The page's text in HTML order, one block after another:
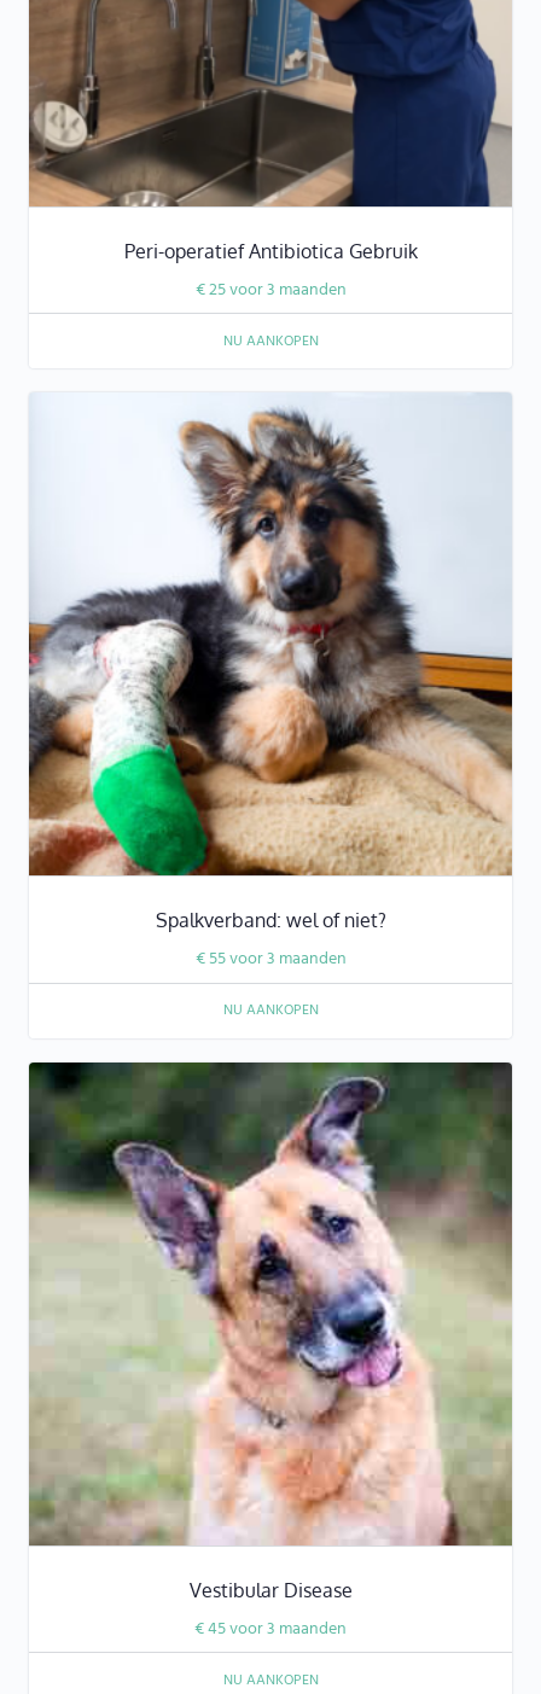
Peri-operatief Antibiotica Gebruik
€25voor 3 maanden
NU AANKOPEN
Spalkverband: wel of niet?
€55voor 3 maanden
NU AANKOPEN
Vestibular Disease
€45voor 3 maanden
NU AANKOPEN